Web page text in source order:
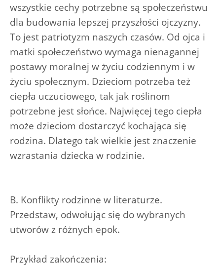
wszystkie cechy potrzebne są społeczeństwu
dla budowania lepszej przyszłości ojczyzny.
To jest patriotyzm naszych czasów. Od ojca i
matki społeczeństwo wymaga nienagannej
postawy moralnej w życiu codziennym i w
życiu społecznym. Dzieciom potrzeba też
ciepła uczuciowego, tak jak roślinom
potrzebne jest słońce. Najwięcej tego ciepła
może dzieciom dostarczyć kochająca się
rodzina. Dlatego tak wielkie jest znaczenie
wzrastania dziecka w rodzinie.
B. Konflikty rodzinne w literaturze.
Przedstaw, odwołując się do wybranych
utworów z różnych epok.
Przykład zakończenia: